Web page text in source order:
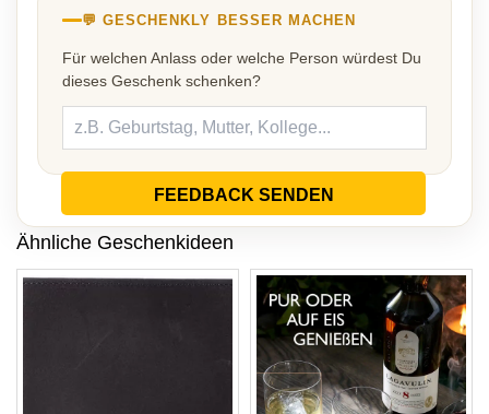
💬 GESCHENKLY BESSER MACHEN
Für welchen Anlass oder welche Person würdest Du
dieses Geschenk schenken?
FEEDBACK SENDEN
Ähnliche Geschenkideen